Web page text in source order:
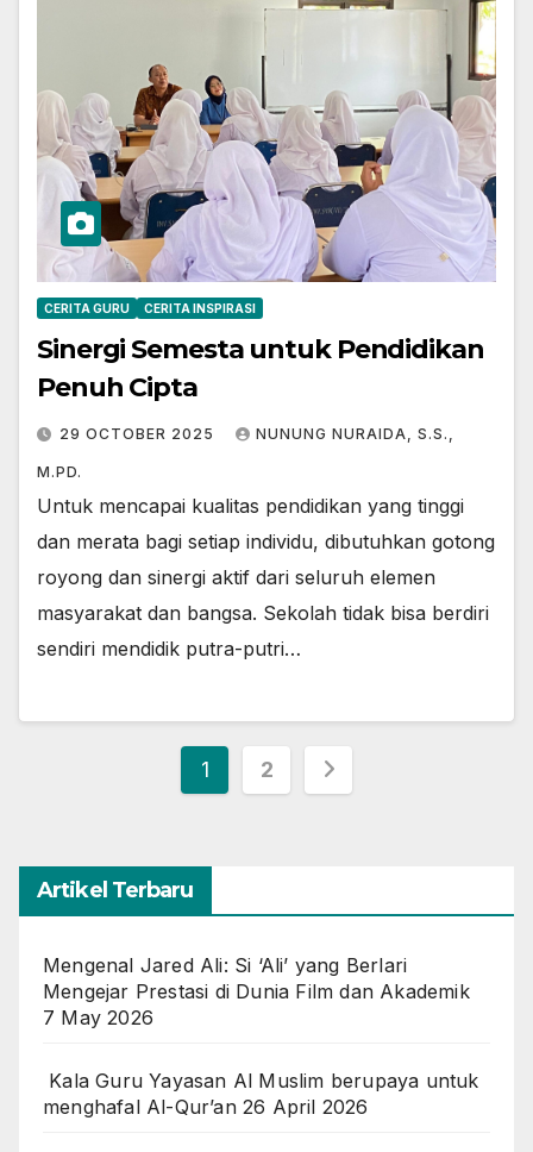
CERITA GURU CERITA INSPIRASI
Sinergi Semesta untuk Pendidikan
Penuh Cipta
29 OCTOBER 2025 NUNUNG NURAIDA, S.S.,
M.PD.
Untuk mencapai kualitas pendidikan yang tinggi
dan merata bagi setiap individu, dibutuhkan gotong
royong dan sinergi aktif dari seluruh elemen
masyarakat dan bangsa. Sekolah tidak bisa berdiri
sendiri mendidik putra-putri…
Posts
1 2
Artikel Terbaru
Mengenal Jared Ali: Si ‘Ali’ yang Berlari
Mengejar Prestasi di Dunia Film dan Akademik
7 May 2026
Kala Guru Yayasan Al Muslim berupaya untuk
menghafal Al-Qur’an 26 April 2026